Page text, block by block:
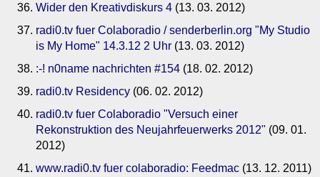
Wider den Kreativdiskurs 4 (13. 03. 2012)
radi0.tv fuer Colaboradio / senderberlin.org "My Studio
is My Home" 14.3.12 2 Uhr (13. 03. 2012)
:-! n0name nachrichten #154 (18. 02. 2012)
radi0.tv Residency (06. 02. 2012)
radi0.tv fuer Colaboradio "Versuch einer
Rekonstruktion des Neujahrfeuerwerks 2012" (09. 01.
2012)
www.radi0.tv fuer colaboradio: Feedmac (13. 12. 2011)